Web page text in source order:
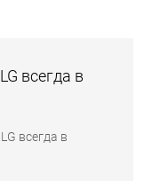
всегда в
всегда в